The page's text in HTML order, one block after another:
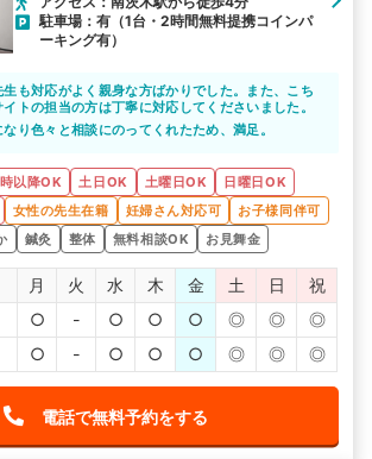
駐車場：有（1台・2時間無料提携コインパ
ーキング有）
生も対応がよく親身な方ばかりでした。また、こち
イトの担当の方は丁寧に対応してくださいました。
り色々と相談にのってくれたため、満足。
以降OK 土日OK 土曜日OK
日曜日OK
女性の先生在籍 妊婦さん対応可
お子様同伴可
鍼灸 整体 無料相談OK お見舞金
月 火 水 木 金 土 日
祝
○ - ○ ○ ○ ◎ ◎
◎
○ - ○ ○ ○ ◎ ◎ ◎
電話で無料予約をする